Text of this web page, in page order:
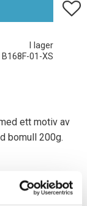
Lägg
I lager
B168F-01-XS
ett motiv av
bomull 200g.